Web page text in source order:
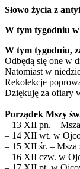
Słowo życia z
W tym tygodniu
W tym tygodniu,
Odbędą się one w
Natomiast w
Rekolekcje
Dziękuję za ofiary
Porządek Mszy
– 13 XII pn. –
– 14 XII wt. w
– 15 XII śr. –
– 16 XII czw. w